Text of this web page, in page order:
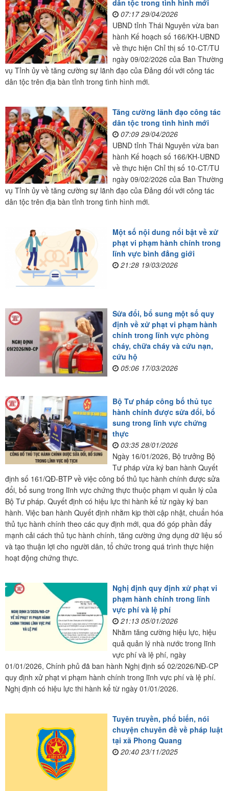
dân tộc trong tình hình mới
07:17 29/04/2026
UBND tỉnh Thái Nguyên vừa ban
hành Kế hoạch số 166/KH-UBND
về thực hiện Chỉ thị số 10-CT/TU
ngày 09/02/2026 của Ban Thường
vụ Tỉnh ủy về tăng cường sự lãnh đạo của Đảng đối với công tác
dân tộc trên địa bàn tỉnh trong tình hình mới.
Tăng cường lãnh đạo công tác
dân tộc trong tình hình mới
07:09 29/04/2026
UBND tỉnh Thái Nguyên vừa ban
hành Kế hoạch số 166/KH-UBND
về thực hiện Chỉ thị số 10-CT/TU
ngày 09/02/2026 của Ban Thường
vụ Tỉnh ủy về tăng cường sự lãnh đạo của Đảng đối với công tác
dân tộc trên địa bàn tỉnh trong tình hình mới.
Một số nội dung nổi bật về xử
phạt vi phạm hành chính trong
lĩnh vực bình đẳng giới
21:28 19/03/2026
Sửa đổi, bổ sung một số quy
định về xử phạt vi phạm hành
chính trong lĩnh vực phòng
cháy, chữa cháy và cứu nạn,
cứu hộ
05:06 17/03/2026
Bộ Tư pháp công bố thủ tục
hành chính được sửa đổi, bổ
sung trong lĩnh vực chứng
thực
03:35 28/01/2026
Ngày 16/01/2026, Bộ trưởng Bộ
Tư pháp vừa ký ban hành Quyết
định số 161/QĐ-BTP về việc công bố thủ tục hành chính được sửa
đổi, bổ sung trong lĩnh vực chứng thực thuộc phạm vi quản lý của
Bộ Tư pháp. Quyết định có hiệu lực thi hành kể từ ngày ký ban
hành. Việc ban hành Quyết định nhằm kịp thời cập nhật, chuẩn hóa
thủ tục hành chính theo các quy định mới, qua đó góp phần đẩy
mạnh cải cách thủ tục hành chính, tăng cường ứng dụng dữ liệu số
và tạo thuận lợi cho người dân, tổ chức trong quá trình thực hiện
hoạt động chứng thực.
Nghị định quy định xử phạt vi
phạm hành chính trong lĩnh
vực phí và lệ phí
21:13 05/01/2026
Nhằm tăng cường hiệu lực, hiệu
quả quản lý nhà nước trong lĩnh
vực phí và lệ phí, ngày
01/01/2026, Chính phủ đã ban hành Nghị định số 02/2026/NĐ-CP
quy định xử phạt vi phạm hành chính trong lĩnh vực phí và lệ phí.
Nghị định có hiệu lực thi hành kể từ ngày 01/01/2026.
Tuyên truyền, phổ biến, nói
chuyện chuyên đề về pháp luật
tại xã Phong Quang
20:40 23/11/2025